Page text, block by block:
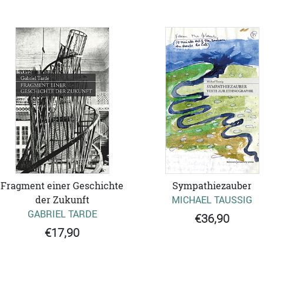
Fragment einer Geschichte
der Zukunft
GABRIEL TARDE
€17,90
Sympathiezauber
MICHAEL TAUSSIG
€36,90